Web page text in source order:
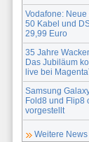
Vodafone:
50 Kabel und
29,99 Euro
35 Jahre
Das Jubiläum
live bei
Samsung
Fold8 und Flip8
vorgestellt
Weitere News